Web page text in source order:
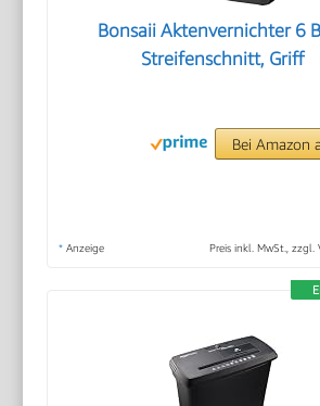
Bonsaii Aktenvernichter 6
Streifenschnitt, Griff
Bei Amazon
* Anzeige Preis inkl. MwSt., zzgl.